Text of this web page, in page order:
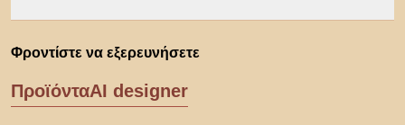
Φροντίστε να εξερευνήσετε
ΠροϊόνταAI designer